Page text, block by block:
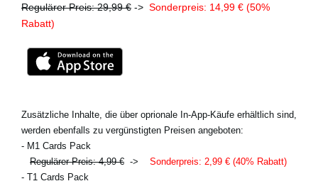
Regulärer Preis: 29,99 € -> Sonderpreis: 14,99 € (50%
Rabatt)
Zusätzliche Inhalte, die über oprionale In-App-Käufe erhältlich sind,
werden ebenfalls zu vergünstigten Preisen angeboten:
- M1 Cards Pack
Regulärer Preis: 4,99 € -> Sonderpreis: 2,99 € (40% Rabatt)
- T1 Cards Pack